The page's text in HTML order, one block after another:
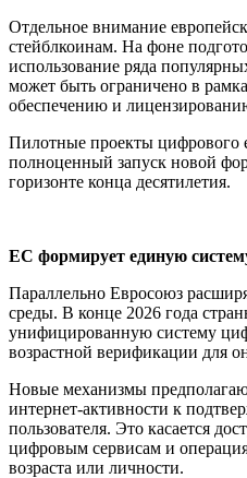
Отдельное внимание
стейблкоинам. На фоне
использование ряда
может быть ограничено в
обеспечению и
Пилотные проекты цифрового
полноценный запуск новой
горизонте конца десятилетия.
ЕС формирует единую
Параллельно Евросоюз
среды. В конце 2026 года
унифицированную систему
возрастной верификации для
Новые механизмы
интернет-активности к
пользователя. Это касается
цифровым сервисам и
возраста или личности.